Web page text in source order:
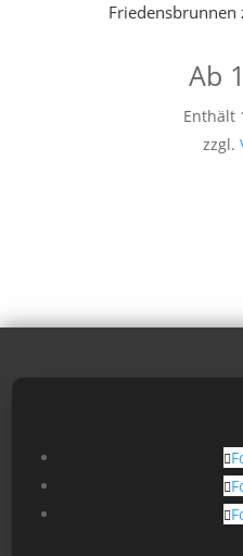
Friedensbrunnen
Ab
Enthält
zzgl.